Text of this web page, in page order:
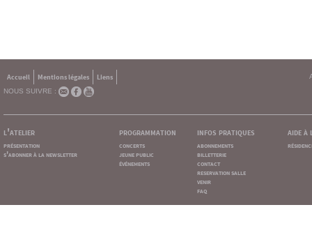
Accueil Mentions légales
Liens
NOUS SUIVRE :
l'atelier
présentation
s'abonner à la newsletter
programmation
concerts
jeune public
événements
infos pratiques
abonnements
billetterie
contact
reservation salle
venir
faq
aide